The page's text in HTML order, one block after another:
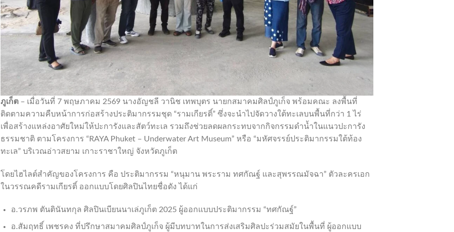
ภูเก็ต – เมื่อวันที่ 7 พฤษภาคม 2569 นางอัญชลี วานิช เทพบุตร นายกสมาคมศิลป์ภูเก็จ พร้อมคณะ ลงพื้นที่
ติดตามความคืบหน้าการก่อสร้างประติมากรรมชุด “รามเกียรติ์” ซึ่งจะนำไปจัดวางใต้ทะเลบนพื้นที่กว่า 1 ไร่
เพื่อสร้างแหล่งอาศัยใหม่ให้ปะการังและสัตว์ทะเล รวมถึงช่วยลดผลกระทบจากกิจกรรมดำน้ำในแนวปะการัง
ธรรมชาติ ตามโครงการ “RAYA Phuket – Underwater Art Museum” หรือ “มหัศจรรย์ประติมากรรมใต้ท้อง
ทะเล” บริเวณอ่าวสยาม เกาะราชาใหญ่ จังหวัดภูเก็ต
โดยไฮไลต์สำคัญของโครงการ คือ ประติมากรรม “หนุมาน พระราม ทศกัณฐ์ และสุพรรณมัจฉา” ตัวละครเอก
ในวรรณคดีรามเกียรติ์ ออกแบบโดยศิลปินไทยชื่อดัง ได้แก่
อ.วรภพ ตันตินันทกุล ศิลปินเบียนนาเล่ภูเก็ต 2025 ผู้ออกแบบประติมากรรม “ทศกัณฐ์”
อ.สัมฤทธิ์ เพชรคง ที่ปรึกษาสมาคมศิลป์ภูเก็จ ผู้มีบทบาทในการส่งเสริมศิลปะร่วมสมัยในพื้นที่ ผู้ออกแบบ